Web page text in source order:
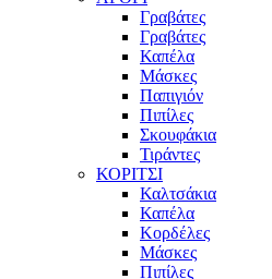
Γραβάτες
Γραβάτες
Καπέλα
Μάσκες
Παπιγιόν
Πιπίλες
Σκουφάκια
Τιράντες
ΚΟΡΙΤΣΙ
Καλτσάκια
Καπέλα
Κορδέλες
Μάσκες
Πιπίλες